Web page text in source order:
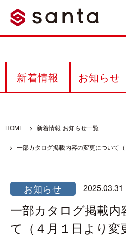
新着情報 お知らせ
HOME 新着情報 お知らせ一覧
一部カタログ掲載内容の変更について（
お知らせ 2025.03.31
一部カタログ掲載
て（４月１日より変